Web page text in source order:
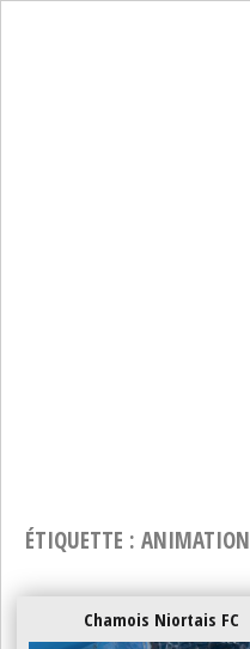
ÉTIQUETTE : ANIMATION
Chamois Niortais FC